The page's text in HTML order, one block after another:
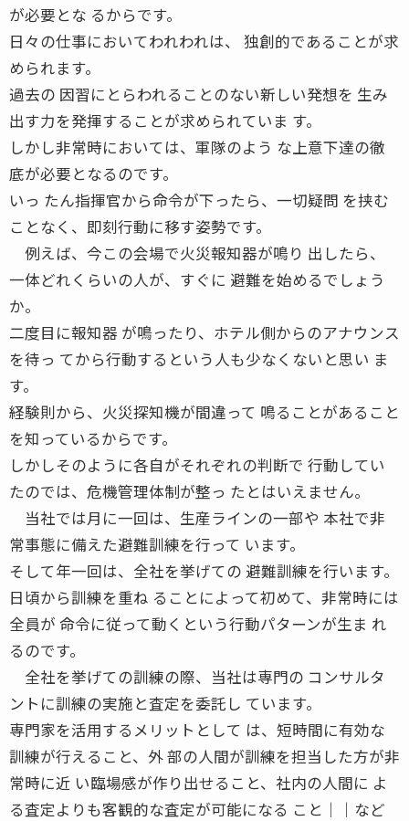
が必要とな るからです。
日々の仕事においてわれわれは、 独創的であることが求
められます。
過去の 因習にとらわれることのない新しい発想を 生み
出す力を発揮することが求められていま す。
しかし非常時においては、軍隊のよう な上意下達の徹
底が必要となるのです。
いっ たん指揮官から命令が下ったら、一切疑問 を挟む
ことなく、即刻行動に移す姿勢です。
例えば、今この会場で火災報知器が鳴り 出したら、
一体どれくらいの人が、すぐに 避難を始めるでしょう
か。
二度目に報知器 が鳴ったり、ホテル側からのアナウンス
を待っ てから行動するという人も少なくないと思い ま
す。
経験則から、火災探知機が間違って 鳴ることがあること
を知っているからです。
しかしそのように各自がそれぞれの判断で 行動してい
たのでは、危機管理体制が整っ たとはいえません。
当社では月に一回は、生産ラインの一部や 本社で非
常事態に備えた避難訓練を行って います。
そして年一回は、全社を挙げての 避難訓練を行います。
日頃から訓練を重ね ることによって初めて、非常時には
全員が 命令に従って動くという行動パターンが生ま れ
るのです。
全社を挙げての訓練の際、当社は専門の コンサルタ
ントに訓練の実施と査定を委託し ています。
専門家を活用するメリットとして は、短時間に有効な
訓練が行えること、外 部の人間が訓練を担当した方が非
常時に近 い臨場感が作り出せること、社内の人間に よ
る査定よりも客観的な査定が可能になる こと││など